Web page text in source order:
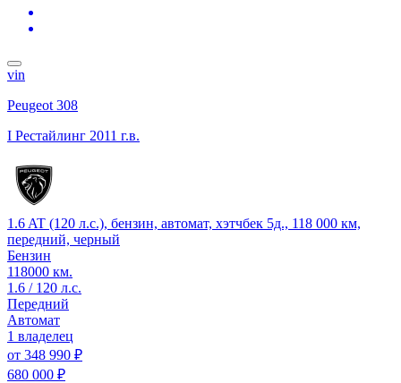
vin
Peugeot 308
I Рестайлинг 2011 г.в.
1.6 AT (120 л.с.), бензин, автомат, хэтчбек 5д., 118 000 км,
передний, черный
Бензин
118000 км.
1.6 / 120 л.с.
Передний
Автомат
1 владелец
от 348 990 ₽
680 000 ₽